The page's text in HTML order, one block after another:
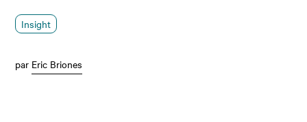
Insight
par Eric Briones